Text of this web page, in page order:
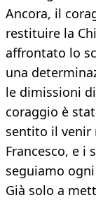
Ancora, il
restituire la
affrontato lo
una
le dimissioni
coraggio è
sentito il venir
Francesco, e i
seguiamo
Già solo a